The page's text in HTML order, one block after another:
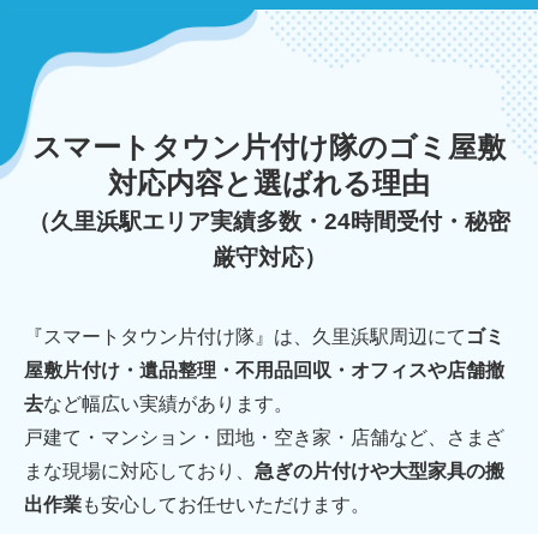
スマートタウン片付け隊のゴミ屋敷
対応内容と選ばれる理由
（久里浜駅エリア実績多数・24時間受付・秘密
厳守対応）
『スマートタウン片付け隊』は、久里浜駅周辺にて ゴミ
屋敷片付け・遺品整理・不用品回収・オフィスや店舗撤
去など幅広い実績があります。
戸建て・マンション・団地・空き家・店舗など、さまざ
まな現場に対応しており、 急ぎの片付けや大型家具の搬
出作業も安心してお任せいただけます。